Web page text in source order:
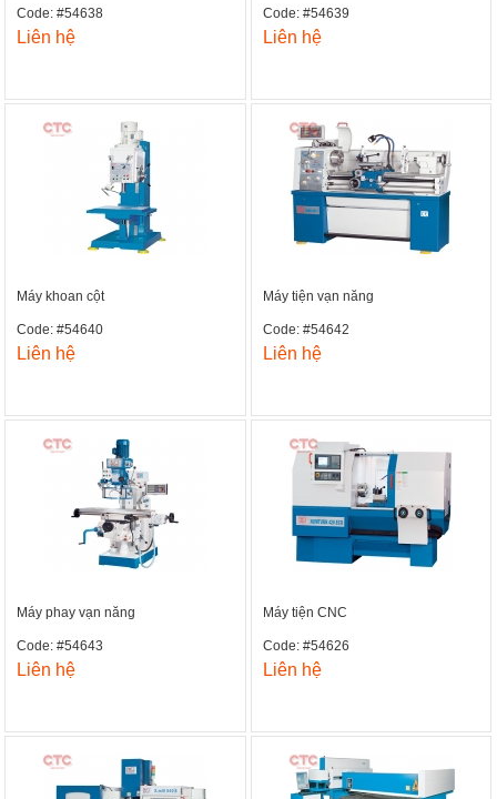
Code: #54638
Liên hệ
Code: #54639
Liên hệ
Máy khoan cột
Code: #54640
Liên hệ
Máy tiện vạn năng
Code: #54642
Liên hệ
Máy phay vạn năng
Code: #54643
Liên hệ
Máy tiện CNC
Code: #54626
Liên hệ